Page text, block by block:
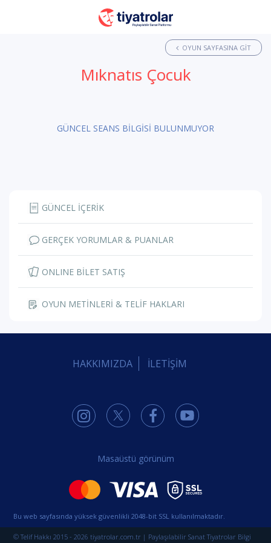
OYUN SAYFASINA GIT
Mıknatıs Çocuk
GÜNCEL SEANS BİLGİSİ BULUNMUYOR
GÜNCEL İÇERİK
GERÇEK YORUMLAR & PUANLAR
ONLINE BİLET SATIŞ
OYUN METİNLERİ & TELİF HAKLARI
HAKKIMIZDA İLETİŞİM
Masaüstü görünüm
Bu web sayfasında yüksek güvenlikli 2048-bit SSL kullanılmaktadır.
© Telif Hakkı 2015 - 2026 tiyatrolar.com.tr | Paylaşılabilir Sanat Tiyatrolar Bilgi